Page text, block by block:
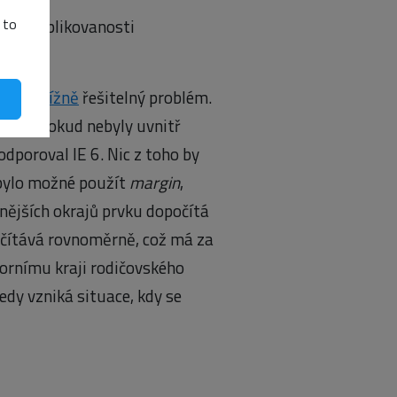
tokomplikovanosti
obtížně řešitelný problém.
(pokud nebyly uvnitř
IE 6. Nic z toho by
možné použít margin,
okrajů prvku dopočítá
rovnoměrně, což má za
kraji rodičovského
vzniká situace, kdy se